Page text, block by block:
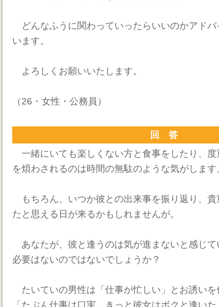
どんなふうに関わっていったらいいのかアド
います。
よろしくお願いいたします。
（26・女性・公務員）
回 答
一緒にいても楽しくない方と食事をしたり、
を煩わされるのは時間の無駄のような気がします
もちろん、いつか彼との出来事を振り返り、
たと思える日が来るかもしれませんが。
あなたが、彼と逢うのは気が進まないと感じ
必要はないのではないでしょうか？
たいていの男性は「仕事が忙しい」とお誘い
「たぶん仕事は口実。きっと彼女はボクと逢い